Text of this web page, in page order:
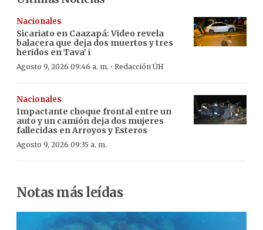
Nacionales
Sicariato en Caazapá: Video revela
balacera que deja dos muertos y tres
heridos en Tava’ i
Agosto 9, 2026 09:46 a. m. · Redacción ÚH
Nacionales
Impactante choque frontal entre un
auto y un camión deja dos mujeres
fallecidas en Arroyos y Esteros
Agosto 9, 2026 09:35 a. m.
Notas más leídas